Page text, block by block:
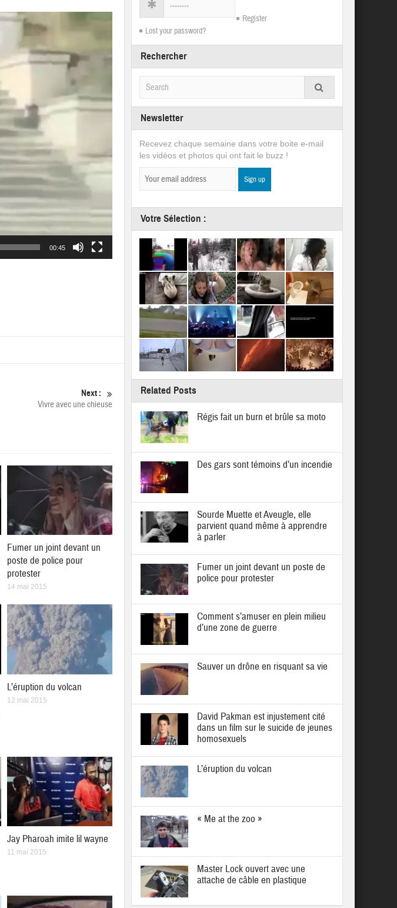
00:45
Next :
Vivre avec une chieuse
Fumer un joint devant un
poste de police pour
protester
14 mai 2015
L’éruption du volcan
12 mai 2015
Jay Pharoah imite lil wayne
11 mai 2015
Register
Lost your password?
Rechercher
Newsletter
Recevez chaque semaine dans votre boite e-mail
les vidéos et photos qui ont fait le buzz !
Votre Sélection :
Related Posts
Régis fait un burn et brûle sa moto
Des gars sont témoins d’un incendie
Sourde Muette et Aveugle, elle
parvient quand même à apprendre
à parler
Fumer un joint devant un poste de
police pour protester
Comment s’amuser en plein milieu
d’une zone de guerre
Sauver un drône en risquant sa vie
David Pakman est injustement cité
dans un film sur le suicide de jeunes
homosexuels
L’éruption du volcan
« Me at the zoo »
Master Lock ouvert avec une
attache de câble en plastique